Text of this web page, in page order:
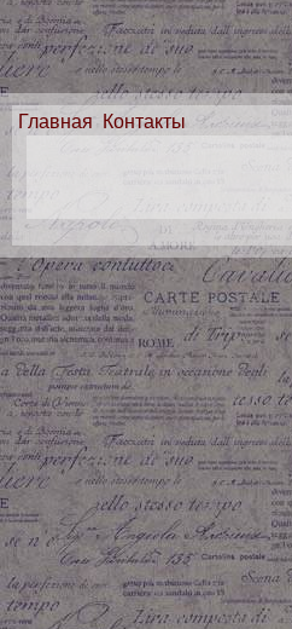
Главная Контакты